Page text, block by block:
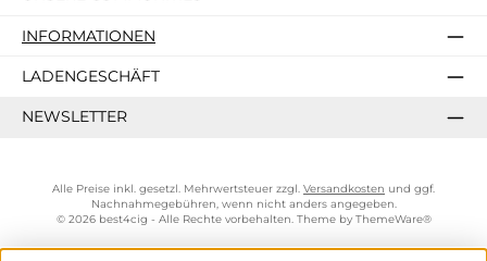
INFORMATIONEN
LADENGESCHÄFT
NEWSLETTER
Alle Preise inkl. gesetzl. Mehrwertsteuer zzgl. Versandkosten und ggf.
Nachnahmegebühren, wenn nicht anders angegeben.
© 2026 best4cig - Alle Rechte vorbehalten. Theme by ThemeWare®